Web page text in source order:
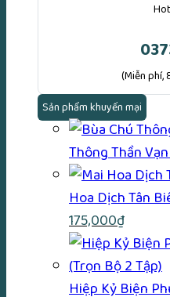
(Miễn phí,
Sản phẩm khuyến mại
Thông Thần
Hoa Dịch Tân
Giá
gốc
là:
190,000₫.
175,000₫Giá
hiện
tại
là:
Hiệp Kỷ Biện